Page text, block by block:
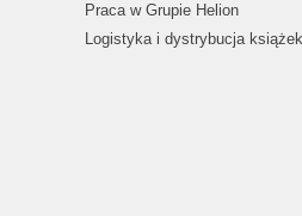
Praca w Grupie Helion
Logistyka i dystrybucja książek